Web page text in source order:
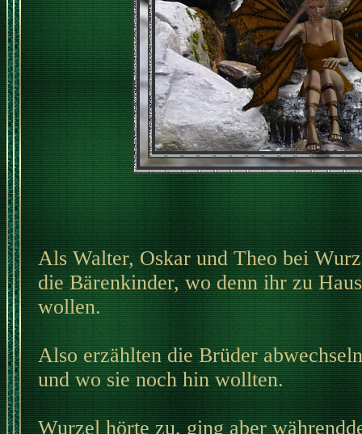
Als Walter, Oskar und Theo bei
die Bärenkinder, wo denn ihr zu
wollen.
Also erzählten die Brüder
und wo sie noch hin wollten.
Wurzel hörte zu, ging aber